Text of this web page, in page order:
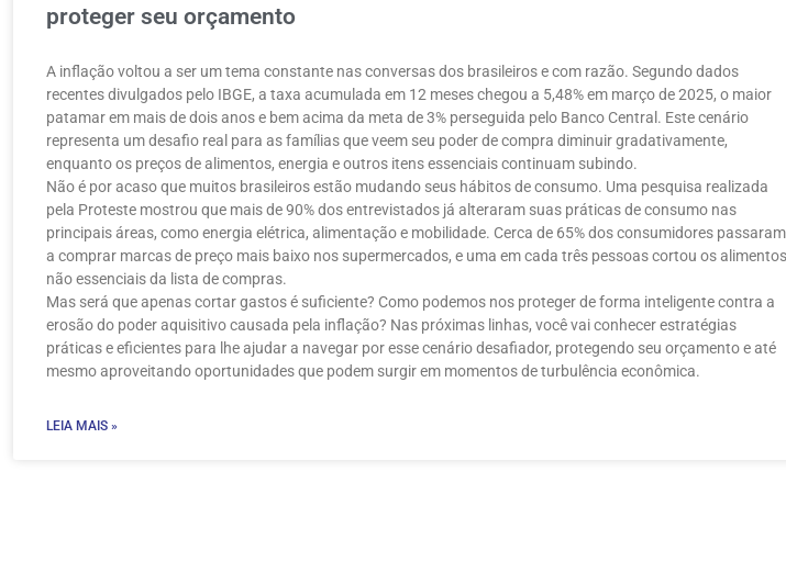
proteger seu orçamento
A inflação voltou a ser um tema constante nas conversas dos brasileiros e com razão. Segundo dados
recentes divulgados pelo IBGE, a taxa acumulada em 12 meses chegou a 5,48% em março de 2025, o maior
patamar em mais de dois anos e bem acima da meta de 3% perseguida pelo Banco Central. Este cenário
representa um desafio real para as famílias que veem seu poder de compra diminuir gradativamente,
enquanto os preços de alimentos, energia e outros itens essenciais continuam subindo.
Não é por acaso que muitos brasileiros estão mudando seus hábitos de consumo. Uma pesquisa realizada
pela Proteste mostrou que mais de 90% dos entrevistados já alteraram suas práticas de consumo nas
principais áreas, como energia elétrica, alimentação e mobilidade. Cerca de 65% dos consumidores passaram
a comprar marcas de preço mais baixo nos supermercados, e uma em cada três pessoas cortou os alimentos
não essenciais da lista de compras.
Mas será que apenas cortar gastos é suficiente? Como podemos nos proteger de forma inteligente contra a
erosão do poder aquisitivo causada pela inflação? Nas próximas linhas, você vai conhecer estratégias
práticas e eficientes para lhe ajudar a navegar por esse cenário desafiador, protegendo seu orçamento e até
mesmo aproveitando oportunidades que podem surgir em momentos de turbulência econômica.
LEIA MAIS »